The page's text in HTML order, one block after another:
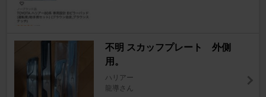
不明 スカッフプレート 外側
用。
ハリアー
龍導さん